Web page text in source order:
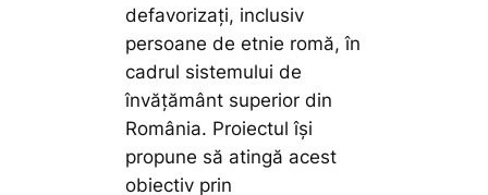
defavorizați, inclusiv
persoane de etnie romă, în
cadrul sistemului de
învățământ superior din
România. Proiectul își
propune să atingă acest
obiectiv prin